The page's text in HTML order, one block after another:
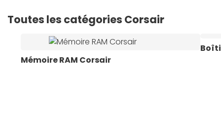
Toutes les catégories Corsair
Mémoire RAM Corsair